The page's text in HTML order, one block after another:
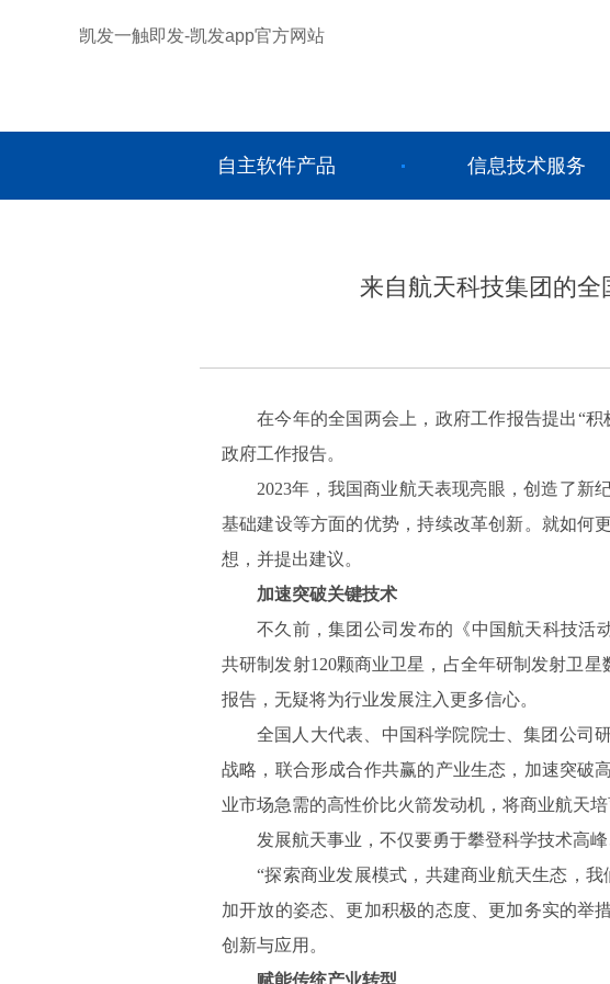
凯发一触即发-凯发app官方网站
自主软件产品 信息技术服务
来自航天科技集团的
在今年的全国两会上，政府工作报告提出“
政府工作报告。
2023年，我国商业航天表现亮眼，创造了新
基础建设等方面的优势，持续改革创新。就如何
想，并提出建议。
加速突破关键技术
不久前，集团公司发布的《中国航天科技活
共研制发射120颗商业卫星，占全年研制发射卫
报告，无疑将为行业发展注入更多信心。
全国人大代表、中国科学院院士、集团公司
战略，联合形成合作共赢的产业生态，加速突破
业市场急需的高性价比火箭发动机，将商业航天
发展航天事业，不仅要勇于攀登科学技术高
“探索商业发展模式，共建商业航天生态，
加开放的姿态、更加积极的态度、更加务实的举
创新与应用。
赋能传统产业转型